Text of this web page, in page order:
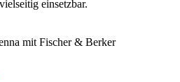
einsetzbar.
mit Fischer & Berker